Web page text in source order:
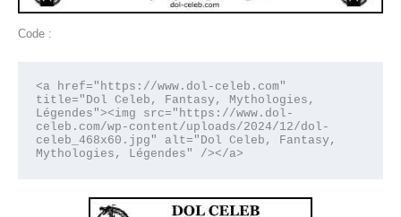
Code :
<a href="https://www.dol-celeb.com"
title="Dol Celeb, Fantasy, Mythologies,
Légendes"><img src="https://www.dol-
celeb.com/wp-content/uploads/2024/12/dol-
celeb_468x60.jpg" alt="Dol Celeb, Fantasy,
Mythologies, Légendes" /></a>